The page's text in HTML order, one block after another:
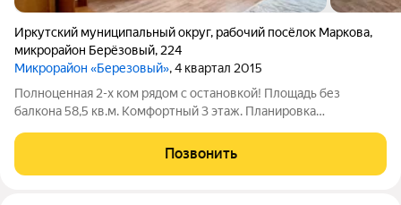
Иркутский муниципальный округ, рабочий посёлок Маркова,
микрорайон Берёзовый, 224
Микрорайон «Березовый», 4 квартал 2015
Полноценная 2-х ком рядом с остановкой! Площадь без
балкона 58,5 кв.м. Комфортный 3 этаж. Планировка
2017 года. Ключи в день сделки. Звоните! Так как мы готовы
рассмотреть любое ваше
Позвонить